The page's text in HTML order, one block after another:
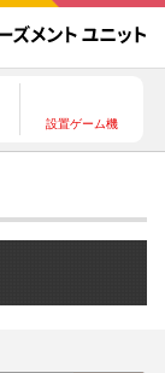
設置ゲーム機